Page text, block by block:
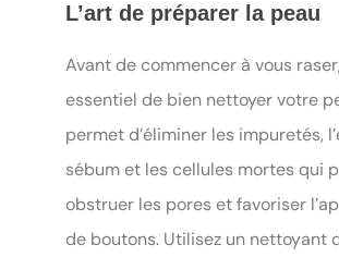
L’art de préparer la peau
Avant de commencer à vous
essentiel de bien nettoyer votre
permet d’éliminer les impuretés,
sébum et les cellules mortes qui
obstruer les pores et favoriser
de boutons. Utilisez un nettoyant